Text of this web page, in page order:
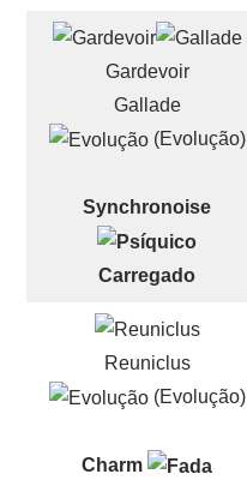
Gardevoir
Gallade
(Evolução)
Synchronoise
Carregado
Reuniclus
(Evolução)
Charm